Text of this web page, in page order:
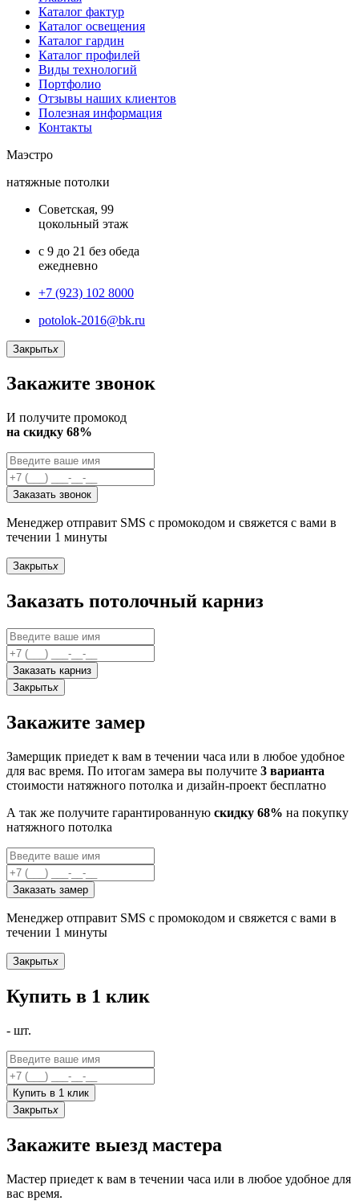
Каталог фактур
Каталог освещения
Каталог гардин
Каталог профилей
Виды технологий
Портфолио
Отзывы наших клиентов
Полезная информация
Контакты
Маэстро
натяжные потолки
Советская, 99
цокольный этаж
с 9 до 21 без обеда
ежедневно
+7 (923) 102 8000
potolok-2016@bk.ru
Закрытьx
Закажите звонок
И получите промокод
на скидку 68%
Заказать звонок
Менеджер отправит SMS с промокодом и свяжется с вами в
течении 1 минуты
Закрытьx
Заказать потолочный карниз
Заказать карниз
Закрытьx
Закажите замер
Замерщик приедет к вам в течении часа или в любое удобное
для вас время. По итогам замера вы получите 3 варианта
стоимости натяжного потолка и дизайн-проект бесплатно
А так же получите гарантированную скидку 68% на покупку
натяжного потолка
Заказать замер
Менеджер отправит SMS с промокодом и свяжется с вами в
течении 1 минуты
Закрытьx
Купить в 1 клик
- шт.
Купить в 1 клик
Закрытьx
Закажите выезд мастера
Мастер приедет к вам в течении часа или в любое удобное для
вас время.